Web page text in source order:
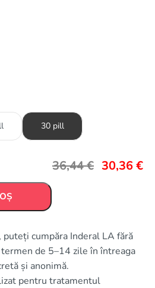
30 pill
36,44€ 30,36€
puteți cumpăra Inderal LA fără
de 5–14 zile în întreaga
și anonimă.
pentru tratamentul